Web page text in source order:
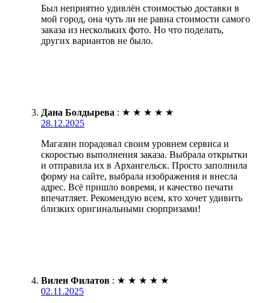
Был неприятно удивлён стоимостью доставки в
мой город, она чуть ли не равна стоимости самого
заказа из нескольких фото. Но что поделать,
других вариантов не было.
Дана Болдырева : ★ ★ ★ ★ ★
28.12.2025
Магазин порадовал своим уровнем сервиса и
скоростью выполнения заказа. Выбрала открытки
и отправила их в Архангельск. Просто заполнила
форму на сайте, выбрала изображения и внесла
адрес. Всё пришло вовремя, и качество печати
впечатляет. Рекомендую всем, кто хочет удивить
близких оригинальными сюрпризами!
Вилен Филатов : ★ ★ ★ ★ ★
02.11.2025